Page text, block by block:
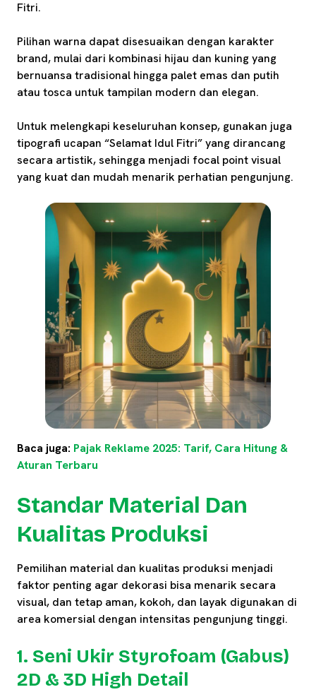
Fitri.
Pilihan warna dapat disesuaikan dengan karakter
brand, mulai dari kombinasi hijau dan kuning yang
bernuansa tradisional hingga palet emas dan putih
atau tosca untuk tampilan modern dan elegan.
Untuk melengkapi keseluruhan konsep, gunakan juga
tipografi ucapan “Selamat Idul Fitri” yang dirancang
secara artistik, sehingga menjadi focal point visual
yang kuat dan mudah menarik perhatian pengunjung.
Baca juga: Pajak Reklame 2025: Tarif, Cara Hitung &
Aturan Terbaru
Standar Material Dan
Kualitas Produksi
Pemilihan material dan kualitas produksi menjadi
faktor penting agar dekorasi bisa menarik secara
visual, dan tetap aman, kokoh, dan layak digunakan di
area komersial dengan intensitas pengunjung tinggi.
1. Seni Ukir Styrofoam (Gabus)
2D & 3D High Detail